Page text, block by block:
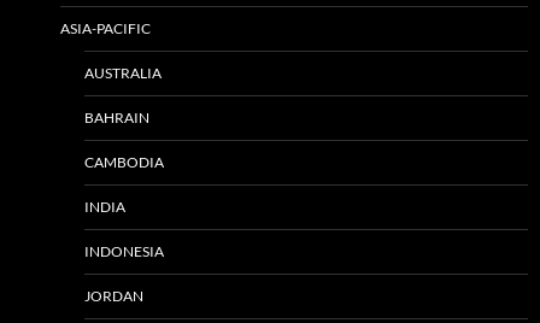
ASIA-PACIFIC
AUSTRALIA
BAHRAIN
CAMBODIA
INDIA
INDONESIA
JORDAN